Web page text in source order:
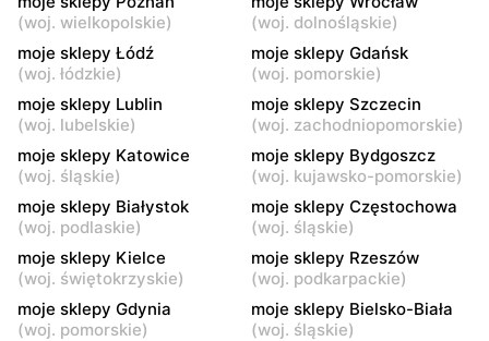
moje sklepy
Kazimierza Wielka, ul.
Kolejowa 15
moje sklepy
Kamień, ul. Błonie 23
moje sklepy
Górki, ul. Górki 71
moje sklepy
Gumniska, ul. Gumniska
157C
moje sklepy
Iwierzyce, ul. Iwierzyce
152A
moje sklepy
Tczew, ul. Franciszka Żwirki
moje sklepy
Hyżne, ul. Hyżne 100
moje sklepy
Jarosław, ul. Pełkińska 147
(woj. wielkopolskie)
(woj. dolnośląskie)
moje sklepy Łódź
(woj. łódzkie)
moje sklepy Gdańsk
(woj. pomorskie)
moje sklepy Lublin
(woj. lubelskie)
moje sklepy Szczecin
(woj. zachodniopomorskie)
moje sklepy Katowice
(woj. śląskie)
moje sklepy Bydgoszcz
(woj. kujawsko-pomorskie)
moje sklepy Białystok
(woj. podlaskie)
moje sklepy Częstochowa
(woj. śląskie)
moje sklepy Kielce
(woj. świętokrzyskie)
moje sklepy Rzeszów
(woj. podkarpackie)
moje sklepy Gdynia
(woj. pomorskie)
moje sklepy Bielsko-Biała
(woj. śląskie)